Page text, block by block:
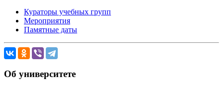
Кураторы учебных групп
Мероприятия
Памятные даты
Об университете